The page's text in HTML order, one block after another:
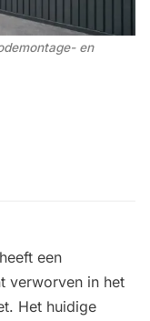
en
een
verworven in het
Het huidige